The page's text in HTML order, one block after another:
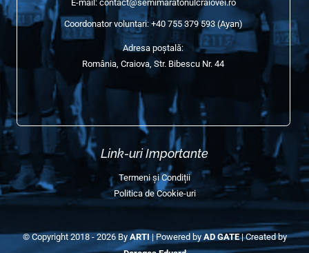
Edițiile Anterioare (Galerie)
Galerie Semimaraton 2025
Galerie Semimaraton 2024
Galerie Semimaraton 2023
Galerie Semimaraton 2022
Galerie Semimaraton 2018-2019
Contact Info
contact@semimaratonulcraiovei.ro
Coordonator voluntari:+40 755 379 593(Ayan)